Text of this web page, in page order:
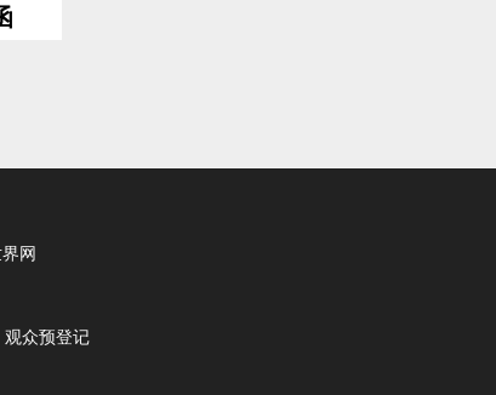
网
观众预登记